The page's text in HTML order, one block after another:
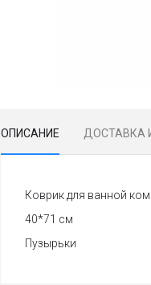
ОПИСАНИЕ ДОСТАВКА
Коврик для ванной
40*71 см
Пузырьки